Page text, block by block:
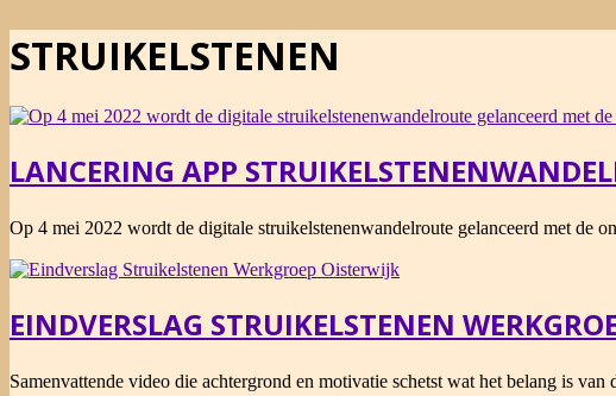
STRUIKELSTENEN
LANCERING APP
2022-
05-
02
Op 4 mei 2022 wordt de digitale struikelstenenwandelroute gelanceerd met de
EINDVERSLAG STRUIKELSTENEN
2022-
Samenvattende video die achtergrond en motivatie schetst wat het belang is van